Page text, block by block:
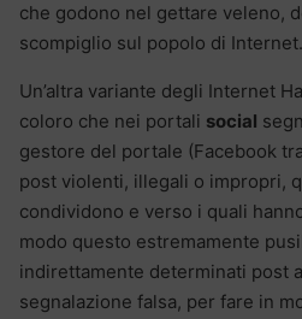
che godono nel gettare veleno,
scompiglio sul popolo di Internet.
Un’altra variante degli Internet
coloro che nei portali social
gestore del portale (Facebook
post violenti, illegali o impropri,
condividono e verso i quali
modo questo estremamente
indirettamente determinati post
segnalazione falsa, per fare in